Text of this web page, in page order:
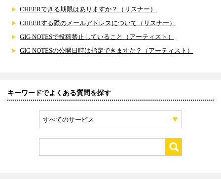
CHEERできる期限はありますか？（リスナー）
CHEERする際のメールアドレスについて（リスナー）
GIG NOTESで投稿禁止していること（アーティスト）
GIG NOTESの公開日時は指定できますか？（アーティスト）
キーワードでよくある質問を探す
すべてのサービス